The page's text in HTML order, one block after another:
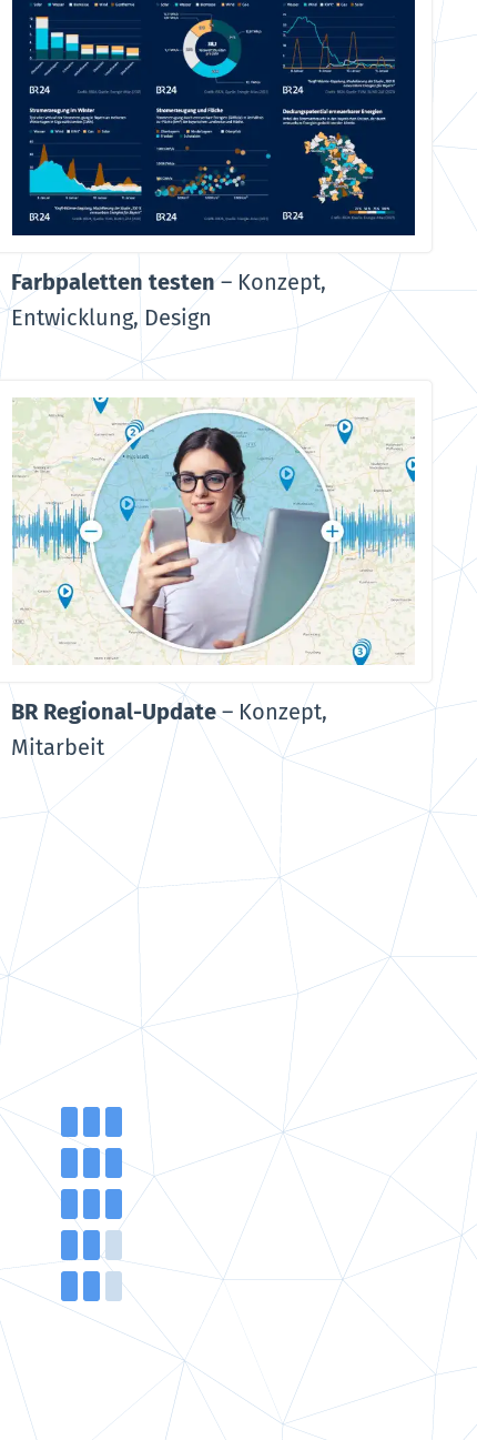
Farbpaletten testen– Konzept,
Entwicklung, Design
BR Regional-Update– Konzept,
Mitarbeit